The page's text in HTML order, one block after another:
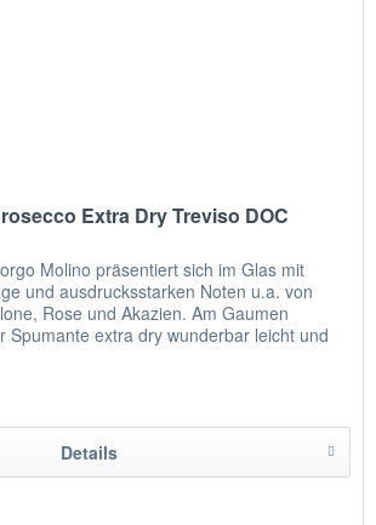
Extra Dry Treviso DOC
Molino präsentiert sich im Glas mit
und ausdrucksstarken Noten u.a. von
Rose und Akazien. Am Gaumen
Spumante extra dry wunderbar leicht und
Details